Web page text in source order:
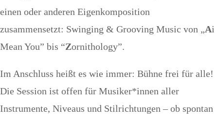
einen oder anderen Eigenkomposition
zusammensetzt: Swinging & Grooving Music von „Ai
Mean You” bis “Zornithology”.
Im Anschluss heißt es wie immer: Bühne frei für alle!
Die Session ist offen für Musiker*innen aller
Instrumente, Niveaus und Stilrichtungen – ob spontan